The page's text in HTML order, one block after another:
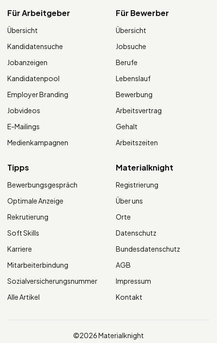
Für Arbeitgeber
Übersicht
Kandidatensuche
Jobanzeigen
Kandidatenpool
Employer Branding
Jobvideos
E-Mailings
Medienkampagnen
Für Bewerber
Übersicht
Jobsuche
Berufe
Lebenslauf
Bewerbung
Arbeitsvertrag
Gehalt
Arbeitszeiten
Tipps
Bewerbungsgespräch
Optimale Anzeige
Rekrutierung
Soft Skills
Karriere
Mitarbeiterbindung
Sozialversicherungsnummer
Alle Artikel
Materialknight
Registrierung
Über uns
Orte
Datenschutz
Bundesdatenschutz
AGB
Impressum
Kontakt
©2026 Materialknight